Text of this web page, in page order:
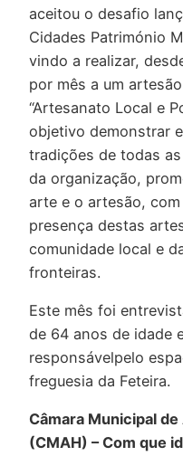
aceitou o desafio
Cidades Património
vindo a realizar,
por mês a um
“Artesanato Local e
objetivo demonstrar
tradições de todas
da organização,
arte e o artesão,
presença destas
comunidade local e
fronteiras.
Este mês foi
de 64 anos de idade
responsávelpelo
freguesia da Feteira.
Câmara Municipal
(CMAH) – Com que